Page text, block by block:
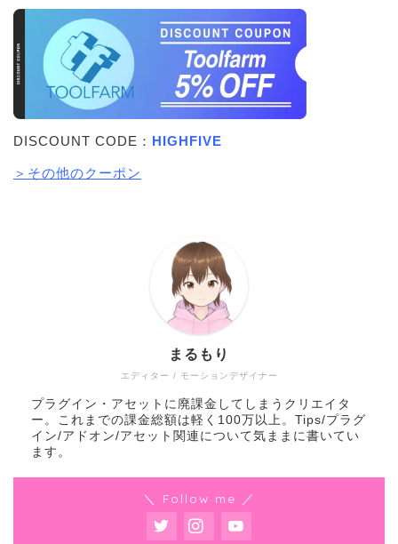
DISCOUNT CODE： HIGHFIVE
＞その他のクーポン
エディター / モーションデザイナー
まるもり
プラグイン・アセットに廃課金してしまうクリエイタ
ー。これまでの課金総額は軽く100万以上。Tips/プラグ
イン/アドオン/アセット関連について気ままに書いてい
ます。
＼ Follow me ／